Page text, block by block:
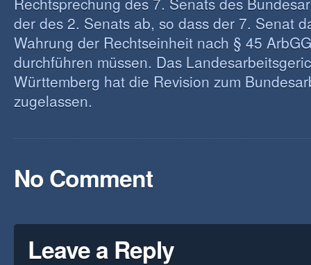
der des 2. Senats ab, so dass der 7. Senat
Wahrung der Rechtseinheit nach § 45
durchführen müssen. Das
Württemberg hat die Revision zum
zugelassen.
No Comment
Leave a Reply